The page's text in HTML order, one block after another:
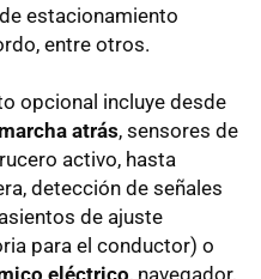
estacionamiento
entre otros.
opcional incluye desde
atrás, sensores de
activo, hasta
detección de señales
de ajuste
para el conductor) o
eléctrico, navegador,